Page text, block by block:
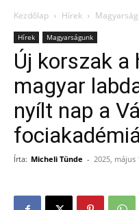
Kezdőlap Hírek
Hírek Magyarságunk
Új korszak a
magyar
nyílt nap a
Írta: Micheli Tünde - 2025, május